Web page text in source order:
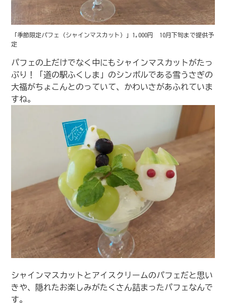
「季節限定パフェ（シャインマスカット）」1,000円 10月下旬まで提供予
定
パフェの上だけでなく中にもシャインマスカットがたっ
ぷり！「道の駅ふくしま」のシンボルである雪うさぎの
大福がちょこんとのっていて、かわいさがあふれていま
すね。
シャインマスカットとアイスクリームのパフェだと思い
きや、隠れたお楽しみがたくさん詰まったパフェなんで
す。